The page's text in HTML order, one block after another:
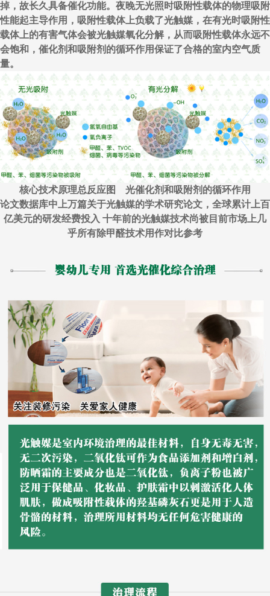
掉，故长久具备催化功能。夜晚无光照时吸附性载体的物理吸附
性能起主导作用，吸附性载体上负载了光触媒，在有光时吸附性
载体上的有害气体会被光触媒氧化分解，从而吸附性载体永远不
会饱和，催化剂和吸附剂的循环作用保证了合格的室内空气质
量。
核心技术原理总反应图 光催化剂和吸附剂的循环作用
论文数据库中上万篇关于光触媒的学术研究论文，全球累计上百
亿美元的研发经费投入 十年前的光触媒技术尚被目前市场上几
乎所有除甲醛技术用作对比参考